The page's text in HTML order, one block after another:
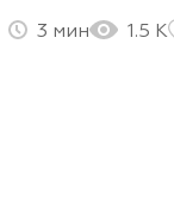
3 1.5 К